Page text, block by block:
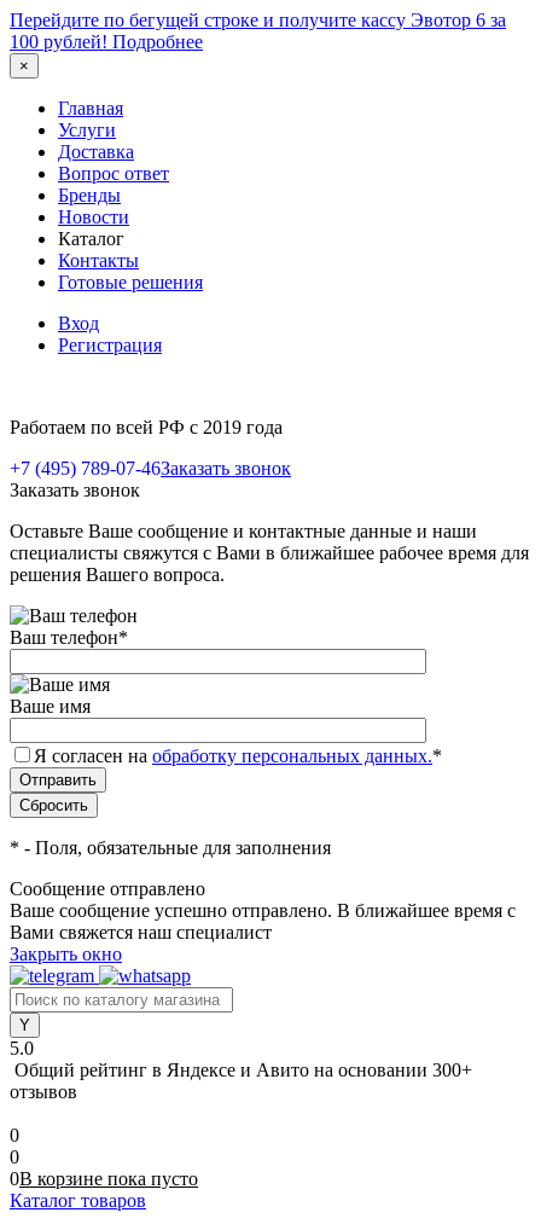
Перейдите по бегущей строке и получите кассу Эвотор 6 за
100 рублей! Подробнее
×
Главная
Услуги
Доставка
Вопрос ответ
Бренды
Новости
Каталог
Контакты
Готовые решения
Вход
Регистрация
Работаем по всей РФ с 2019 года
+7 (495) 789-07-46Заказать звонок
Заказать звонок
Оставьте Ваше сообщение и контактные данные и наши
специалисты свяжутся с Вами в ближайшее рабочее время для
решения Вашего вопроса.
Ваш телефон*
Ваше имя
Я согласен на обработку персональных данных.*
* - Поля, обязательные для заполнения
Сообщение отправлено
Ваше сообщение успешно отправлено. В ближайшее время с
Вами свяжется наш специалист
Закрыть окно
5.0
Общий рейтинг в Яндексе и Авито на основании 300+
отзывов
0
0
0В корзине пока пусто
Каталог товаров